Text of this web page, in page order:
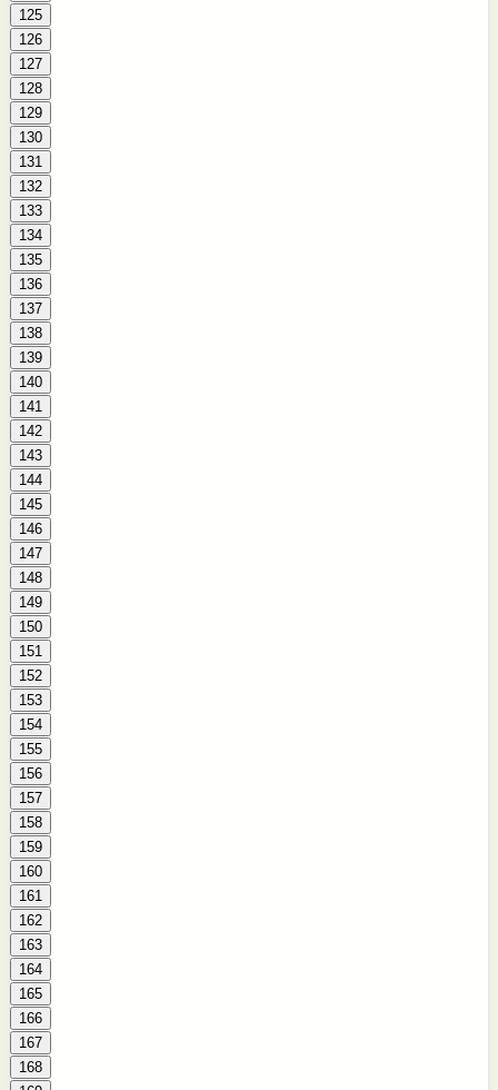
125
126
127
128
129
130
131
132
133
134
135
136
137
138
139
140
141
142
143
144
145
146
147
148
149
150
151
152
153
154
155
156
157
158
159
160
161
162
163
164
165
166
167
168